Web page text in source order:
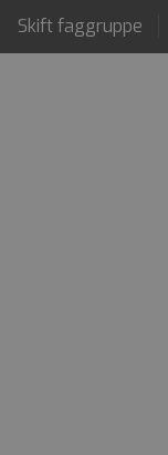
Skift faggruppe